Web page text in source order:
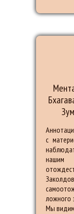
с
нашим
ложного
Мы видим